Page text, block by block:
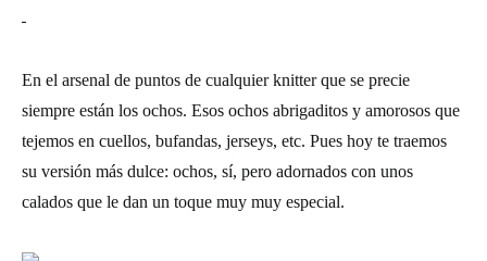
En el arsenal de puntos de cualquier knitter que se precie
siempre están los ochos. Esos ochos abrigaditos y amorosos que
tejemos en cuellos, bufandas, jerseys, etc. Pues hoy te traemos
su versión más dulce: ochos, sí, pero adornados con unos
calados que le dan un toque muy muy especial.